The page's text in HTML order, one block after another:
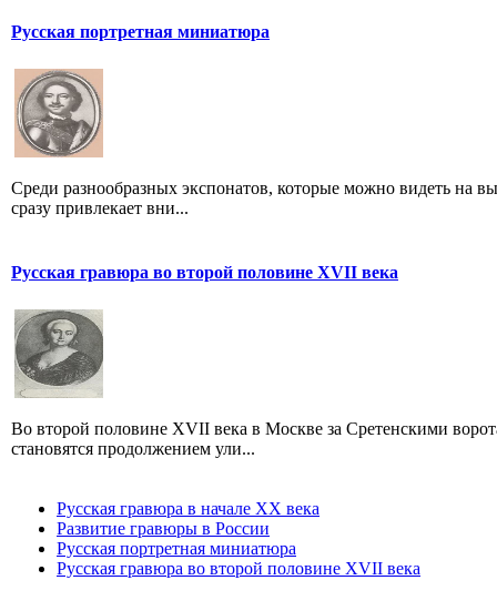
Русская портретная миниатюра
Среди разнообразных экспонатов, которые можно видеть на
сразу привлекает вни...
Русская гравюра во второй половине XVII века
Во второй половине XVII века в Москве за Сретенскими
становятся продолжением ули...
Русская гравюра в начале XX века
Развитие гравюры в России
Русская портретная миниатюра
Русская гравюра во второй половине XVII века